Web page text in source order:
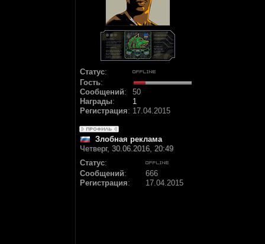
Статус:
Гость:
Сообщений:
50
Награды:
1
Регистрация: 17.04.2015
Злобная реклама
Четверг, 30.06.2016, 20:49
Статус:
Сообщений:
666
Регистрация: 17.04.2015